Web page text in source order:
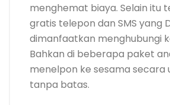
menghemat biaya. Selain itu
gratis telepon dan SMS yang
dimanfaatkan menghubungi
Bahkan di beberapa paket
menelpon ke sesama secara
tanpa batas.